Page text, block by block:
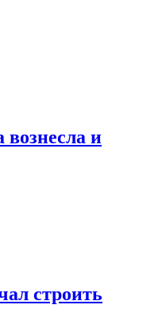
и
строить